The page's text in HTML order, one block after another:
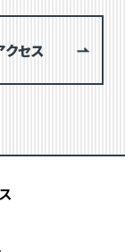
クセス